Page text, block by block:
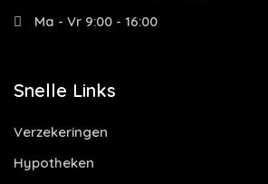
Ma - Vr 9:00 - 16:00
Snelle Links
Verzekeringen
Hypotheken